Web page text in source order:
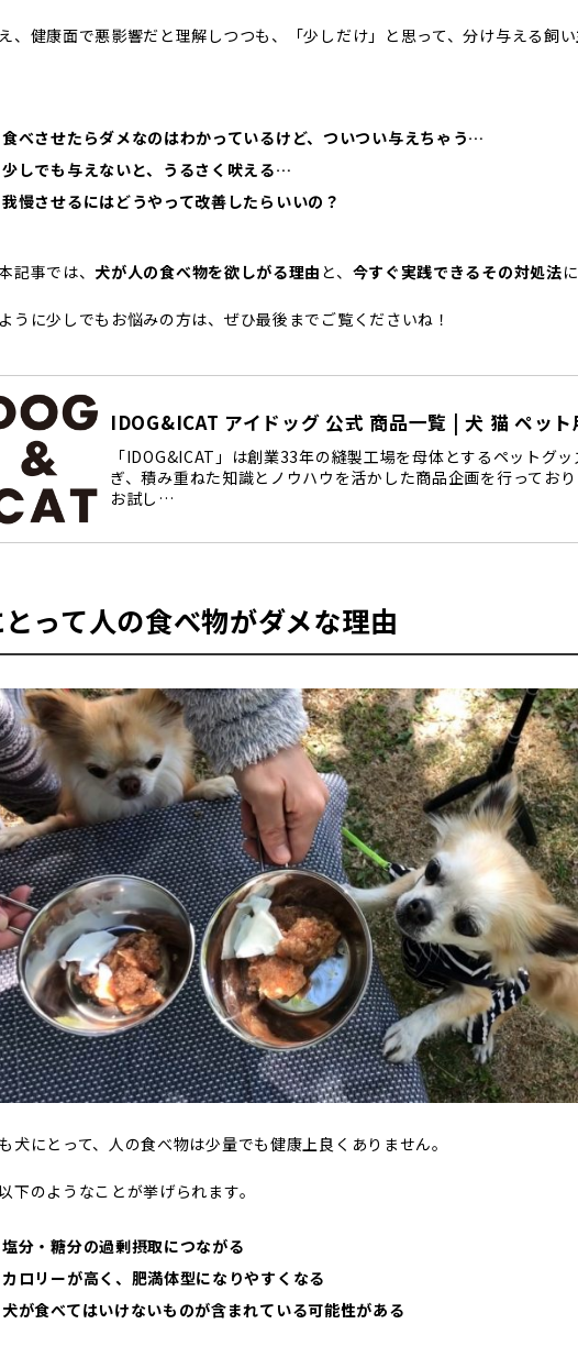
、健康面で悪影響だと理解しつつも、「少しだけ」と思って、分け与える飼い
食べさせたらダメなのはわかっているけど、ついつい与えちゃう…
少しでも与えないと、うるさく吠える…
我慢させるにはどうやって改善したらいいの？
記事では、 犬が人の食べ物を欲しがる理由 と、 今すぐ実践できるその対処法
うに少しでもお悩みの方は、ぜひ最後までご覧くださいね！
IDOG&ICAT アイドッグ 公式 商品一覧 | 犬 猫 ペット
「IDOG&ICAT」は創業33年の縫製工場を母体とするペットグ
ぎ、積み重ねた知識とノウハウを活かした商品企画を行ってお
お試し…
って人の食べ物がダメな理由
犬にとって、人の食べ物は少量でも健康上良くありません。
下のようなことが挙げられます。
塩分・糖分の過剰摂取につながる
カロリーが高く、肥満体型になりやすくなる
犬が食べてはいけないものが含まれている可能性がある